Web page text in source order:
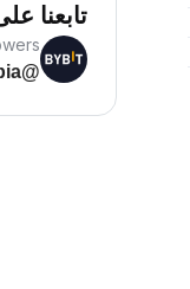
تابعنا
@BybitArabia